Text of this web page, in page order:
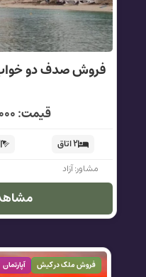
فروش صدف دو
قیمت: ۲۰,۰۰۰,۰۰۰,۰۰۰
۲ اتاق
مشاور: آزاد
فروش ملک در کیش آپارتمان